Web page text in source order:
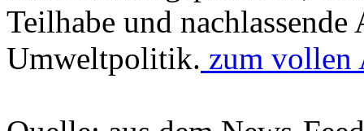
Teilhabe und
Umweltpolitik. zum vollen